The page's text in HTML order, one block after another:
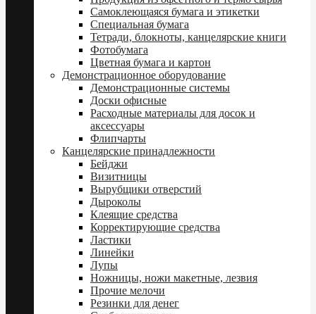
Самоклеющаяся бумага и этикетки
Специальная бумага
Тетради, блокноты, канцелярские книги
Фотобумага
Цветная бумага и картон
Демонстрационное оборудование
Демонстрационные системы
Доски офисные
Расходные материалы для досок и
аксессуары
Флипчарты
Канцелярские принадлежности
Бейджи
Визитницы
Вырубщики отверстий
Дыроколы
Клеящие средства
Корректирующие средства
Ластики
Линейки
Лупы
Ножницы, ножи макетные, лезвия
Прочие мелочи
Резинки для денег